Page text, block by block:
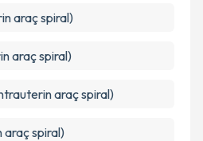
araç spiral)
araç spiral)
araç spiral)
araç spiral)